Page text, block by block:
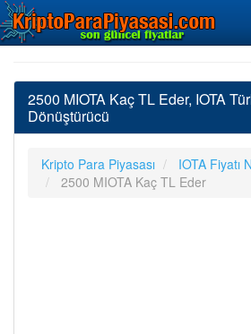
2500 MIOTA Kaç TL Eder, IOTA
Dönüştürücü
Kripto Para Piyasası
IOTA Fiyatı
2500 MIOTA Kaç TL Eder